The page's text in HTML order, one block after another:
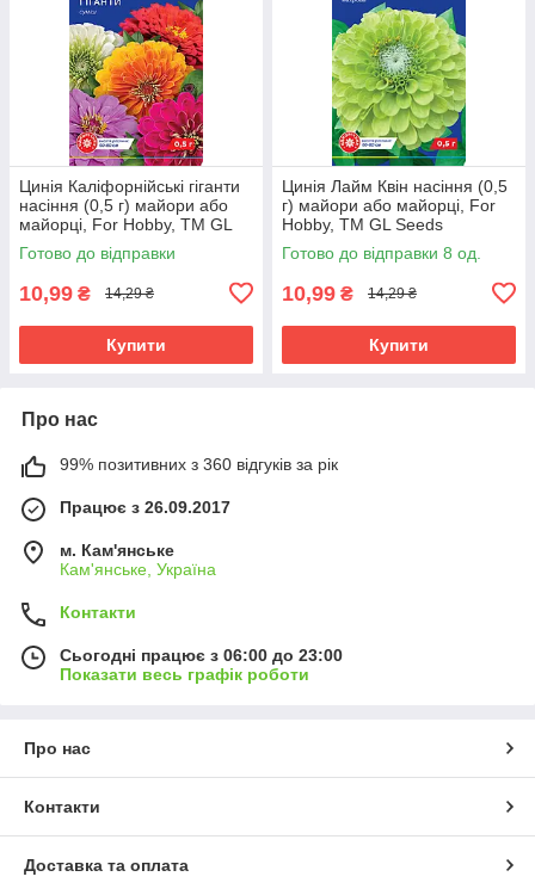
Цинія Каліфорнійські гіганти
насіння (0,5 г) майори або
майорці, For Hobby, TM GL
Seeds
Готово до відправки
10,99 ₴ 14,29 ₴
Купити
Цинія Лайм Квін насіння (0,5
г) майори або майорці, For
Hobby, TM GL Seeds
Готово до відправки 8 од.
10,99 ₴ 14,29 ₴
Купити
Про нас
99% позитивних з 360 відгуків за рік
Працює з 26.09.2017
м. Кам'янське
Кам'янське, Україна
Контакти
Сьогодні працює з 06:00 до 23:00
Показати весь графік роботи
Про нас
Контакти
Доставка та оплата